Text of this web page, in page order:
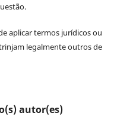
aplicar termos jurídicos ou
legalmente outros de
autor(es)